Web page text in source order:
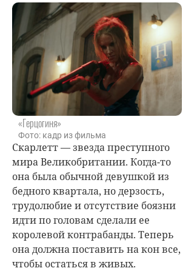
«Герцогиня»
Фото: кадр из фильма
Скарлетт — звезда преступного
мира Великобритании. Когда-то
она была обычной девушкой из
бедного квартала, но дерзость,
трудолюбие и отсутствие боязни
идти по головам сделали ее
королевой контрабанды. Теперь
она должна поставить на кон все,
чтобы остаться в живых.